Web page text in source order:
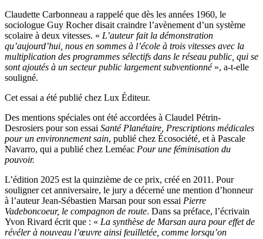
Claudette Carbonneau a rappelé que dès les années 1960, le
sociologue Guy Rocher disait craindre l’avènement d’un système
scolaire à deux vitesses. « L’auteur fait la démonstration
qu’aujourd’hui, nous en sommes à l’école à trois vitesses avec la
multiplication des programmes sélectifs dans le réseau public, qui se
sont ajoutés à un secteur public largement subventionné», a-t-elle
souligné.
Cet essai a été publié chez Lux Éditeur.
Des mentions spéciales ont été accordées à Claudel Pétrin-
Desrosiers pour son essai Santé Planétaire, Prescriptions médicales
pour un environnement sain, publié chez Écosociété, et à Pascale
Navarro, qui a publié chez Leméac Pour une féminisation du
pouvoir.
L’édition 2025 est la quinzième de ce prix, créé en 2011. Pour
souligner cet anniversaire, le jury a décerné une mention d’honneur
à l’auteur Jean-Sébastien Marsan pour son essai Pierre
Vadeboncoeur, le compagnon de route. Dans sa préface, l’écrivain
Yvon Rivard écrit que : « La synthèse de Marsan aura pour effet de
révéler à nouveau l’œuvre ainsi feuilletée, comme lorsqu’on